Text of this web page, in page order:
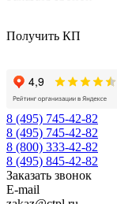
Получить КП
8 (495) 745-42-82
8 (495) 745-42-82
8 (800) 333-42-82
8 (495) 845-42-82
Заказать звонок
E-mail